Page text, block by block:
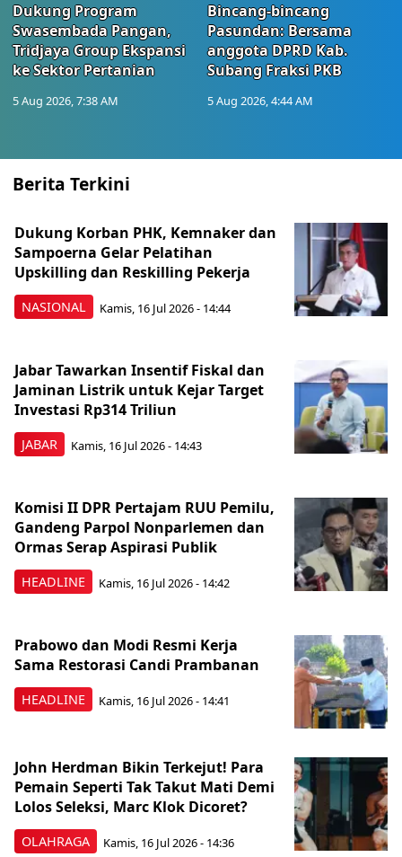
Dukung Program
Swasembada Pangan,
Tridjaya Group Ekspansi
ke Sektor Pertanian
5 Aug 2026, 7:38 AM
Bincang-bincang
Pasundan: Bersama
anggota DPRD Kab.
Subang Fraksi PKB
5 Aug 2026, 4:44 AM
Berita Terkini
NASIONAL
Dukung Korban PHK, Kemnaker dan
Sampoerna Gelar Pelatihan
Upskilling dan Reskilling Pekerja
Kamis, 16 Jul 2026 - 14:44
JABAR
Jabar Tawarkan Insentif Fiskal dan
Jaminan Listrik untuk Kejar Target
Investasi Rp314 Triliun
Kamis, 16 Jul 2026 - 14:43
HEADLINE
Komisi II DPR Pertajam RUU Pemilu,
Gandeng Parpol Nonparlemen dan
Ormas Serap Aspirasi Publik
Kamis, 16 Jul 2026 - 14:42
HEADLINE
Prabowo dan Modi Resmi Kerja
Sama Restorasi Candi Prambanan
Kamis, 16 Jul 2026 - 14:41
OLAHRAGA
John Herdman Bikin Terkejut! Para
Pemain Seperti Tak Takut Mati Demi
Lolos Seleksi, Marc Klok Dicoret?
Kamis, 16 Jul 2026 - 14:36